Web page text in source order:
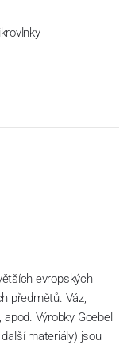
evropských
předmětů. Váz,
Výrobky Goebel
materiály) jsou